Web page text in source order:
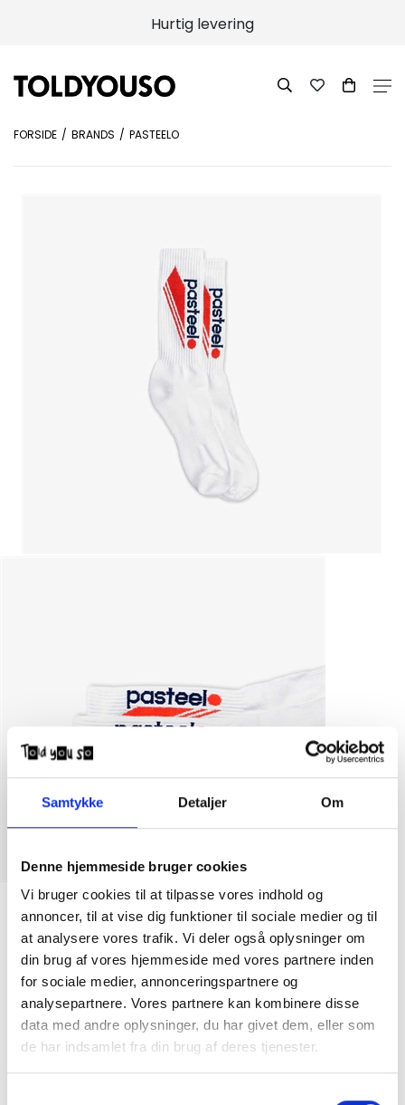
Samtykke Detaljer Om
Denne hjemmeside bruger cookies
Vi bruger cookies til at tilpasse vores indhold og
annoncer, til at vise dig funktioner til sociale medier og til
at analysere vores trafik. Vi deler også oplysninger om
din brug af vores hjemmeside med vores partnere inden
for sociale medier, annonceringspartnere og
analysepartnere. Vores partnere kan kombinere disse
data med andre oplysninger, du har givet dem, eller som
de har indsamlet fra din brug af deres tjenester.
Hurtig levering
FORSIDE BRANDS PASTEELO
Pasteelo Socks O.G. White / Red
DKK125,00
Pasteelo strømper.
87% Cotton / 10% Polyester / 3% Spandex
One Size US 8-12